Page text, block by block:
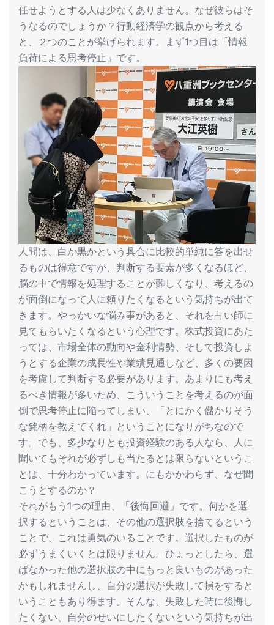
任せようとする人は少なくありません。なぜ彼らはそ
うなるのでしょうか？行動経済学の観点から考える
と、２つのことが挙げられます。まず1つ目は「情報
負荷による思考停止」です。
人間は、白か黒かという具合に比較的単純に答を出せ
るものは得意ですが、判断する要素が多くなるほど、
脳の中で情報を処理することが難しくなり、考えるの
が面倒になって人に頼りたくなるという気持ちが出て
きます。やっかいな悩み事があると、それを占い師に
見てもらいたくなるという心理です。株式投資にあた
っては、市場全体の動向や金利情勢、そして投資しよ
うとする企業の成長性や業績見通しなど、多くの要因
を考慮して判断する必要があります。あまりにも考え
るべき情報が多いため、こういうことを考えるのが面
倒で思考停止に陥ってしまい、「とにかく儲かりそう
な銘柄を教えてくれ」ということになりがちなので
す。でも、多少なりとも投資経験のある人なら、人に
聞いてもそれが必ずしも当たるとは限らないというこ
とは、十分わかっています。にもかかわらず、なぜ聞
こうとするのか？
それがもう1つの理由、「後悔回避」です。何かを選
択するということは、その他の選択肢を捨てるという
ことで、これは勇気のいることです。選択したものが
必ずうまくいくとは限りません。ひょっとしたら、選
ばなかった他の選択肢の中にもっと良いものがあった
かもしれませんし、自分の選択が失敗して損をすると
いうこともあり得ます。そんな、失敗した時に後悔し
たくない、自分のせいにしたくないという気持ちが出